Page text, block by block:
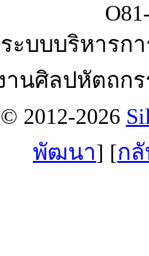
บบบริหารก
านศิลปหัตถก
2012-2026
พัฒนา] [ก